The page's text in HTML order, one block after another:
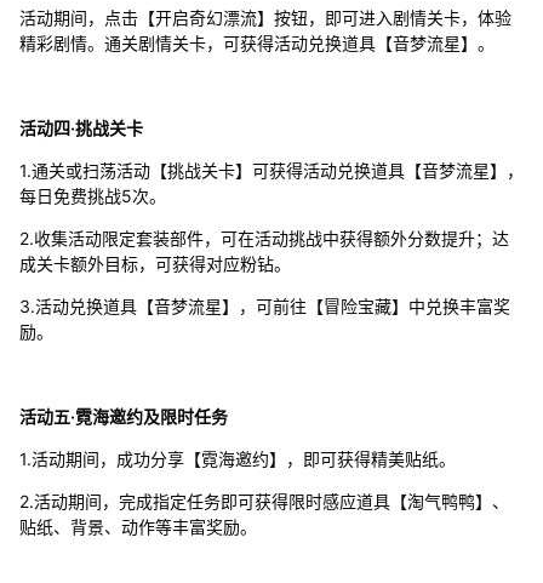
活动期间，点击【开启奇幻漂流】按钮，即可进入剧情关卡，体验
精彩剧情。通关剧情关卡，可获得活动兑换道具【音梦流星】。
活动四·挑战关卡
1.通关或扫荡活动【挑战关卡】可获得活动兑换道具【音梦流星】，
每日免费挑战5次。
2.收集活动限定套装部件，可在活动挑战中获得额外分数提升；达
成关卡额外目标，可获得对应粉钻。
3.活动兑换道具【音梦流星】，可前往【冒险宝藏】中兑换丰富奖
励。
活动五·霓海邀约及限时任务
1.活动期间，成功分享【霓海邀约】，即可获得精美贴纸。
2.活动期间，完成指定任务即可获得限时感应道具【淘气鸭鸭】、
贴纸、背景、动作等丰富奖励。